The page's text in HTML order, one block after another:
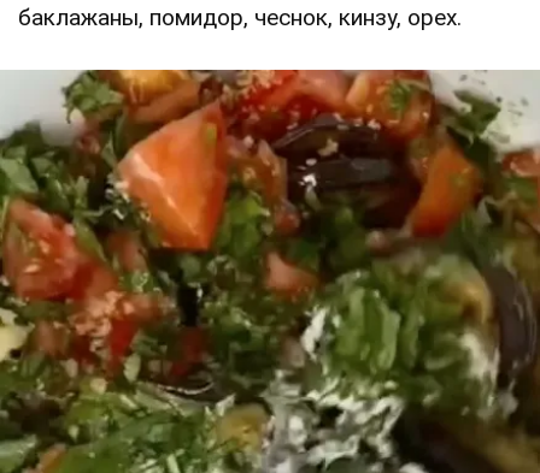
баклажаны, помидор, чеснок, кинзу, орех.